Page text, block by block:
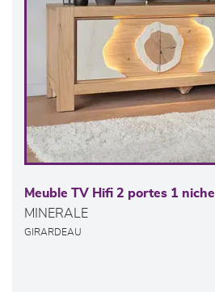
Meuble TV Hifi 2 portes 1 niche
MINERALE
GIRARDEAU